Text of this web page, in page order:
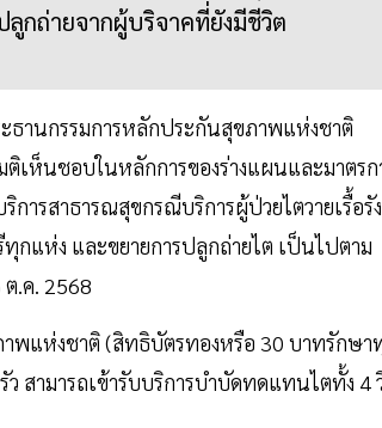
กถ่ายจากผู้บริจาคที่ยังมีชีวิต
ธานกรรมการหลักประกันสุขภาพแห่งชาติ
เห็นชอบในหลักการของร่างแผนและมาตรก
ารสาธารณสุขกรณีบริการผู้ป่วยไตวายเรื้อรัง
แห่ง และขยายการปลูกถ่ายไต เป็นไปตาม
.ค. 2568
าพแห่งชาติ (สิทธิบัตรทองหรือ 30 บาทรักษา
สามารถเข้ารับบริการบำบัดทดแทนไตทั้ง 4